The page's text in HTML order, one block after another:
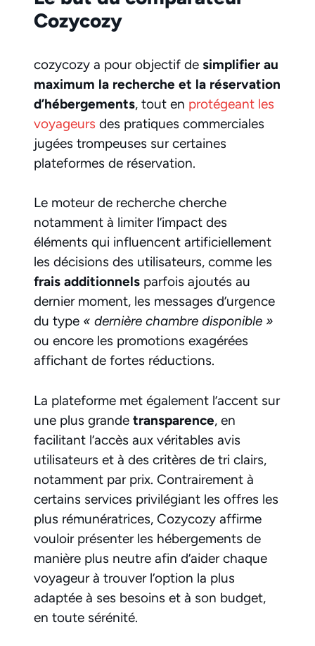
Cozycozy
cozycozy a pour objectif de simplifier au
maximum la recherche et la réservation
d’hébergements, tout en protégeant les
voyageurs des pratiques commerciales
jugées trompeuses sur certaines
plateformes de réservation.
Le moteur de recherche cherche
notamment à limiter l’impact des
éléments qui influencent artificiellement
les décisions des utilisateurs, comme les
frais additionnels parfois ajoutés au
dernier moment, les messages d’urgence
du type « dernière chambre disponible »
ou encore les promotions exagérées
affichant de fortes réductions.
La plateforme met également l’accent sur
une plus grande transparence, en
facilitant l’accès aux véritables avis
utilisateurs et à des critères de tri clairs,
notamment par prix. Contrairement à
certains services privilégiant les offres les
plus rémunératrices, Cozycozy affirme
vouloir présenter les hébergements de
manière plus neutre afin d’aider chaque
voyageur à trouver l’option la plus
adaptée à ses besoins et à son budget,
en toute sérénité.